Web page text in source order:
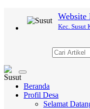
Website
Kec. Susut
Toggle
navigation
Beranda
Profil Desa
Selamat